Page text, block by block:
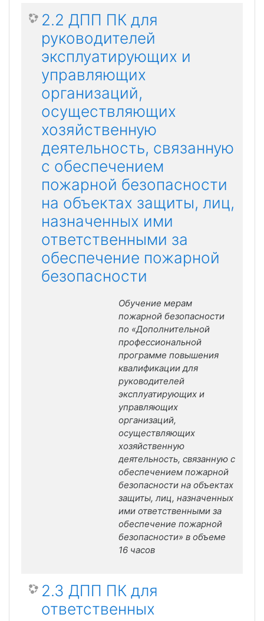
2.2 ДПП ПК для
руководителей
эксплуатирующих и
управляющих
организаций,
осуществляющих
хозяйственную
деятельность, связанную
с обеспечением
пожарной безопасности
на объектах защиты, лиц,
назначенных ими
ответственными за
обеспечение пожарной
безопасности
Обучение мерам
пожарной безопасности
по «Дополнительной
профессиональной
программе повышения
квалификации для
руководителей
эксплуатирующих и
управляющих
организаций,
осуществляющих
хозяйственную
деятельность, связанную с
обеспечением пожарной
безопасности на объектах
защиты, лиц, назначенных
ими ответственными за
обеспечение пожарной
безопасности» в объеме
16 часов
2.3 ДПП ПК для
ответственных